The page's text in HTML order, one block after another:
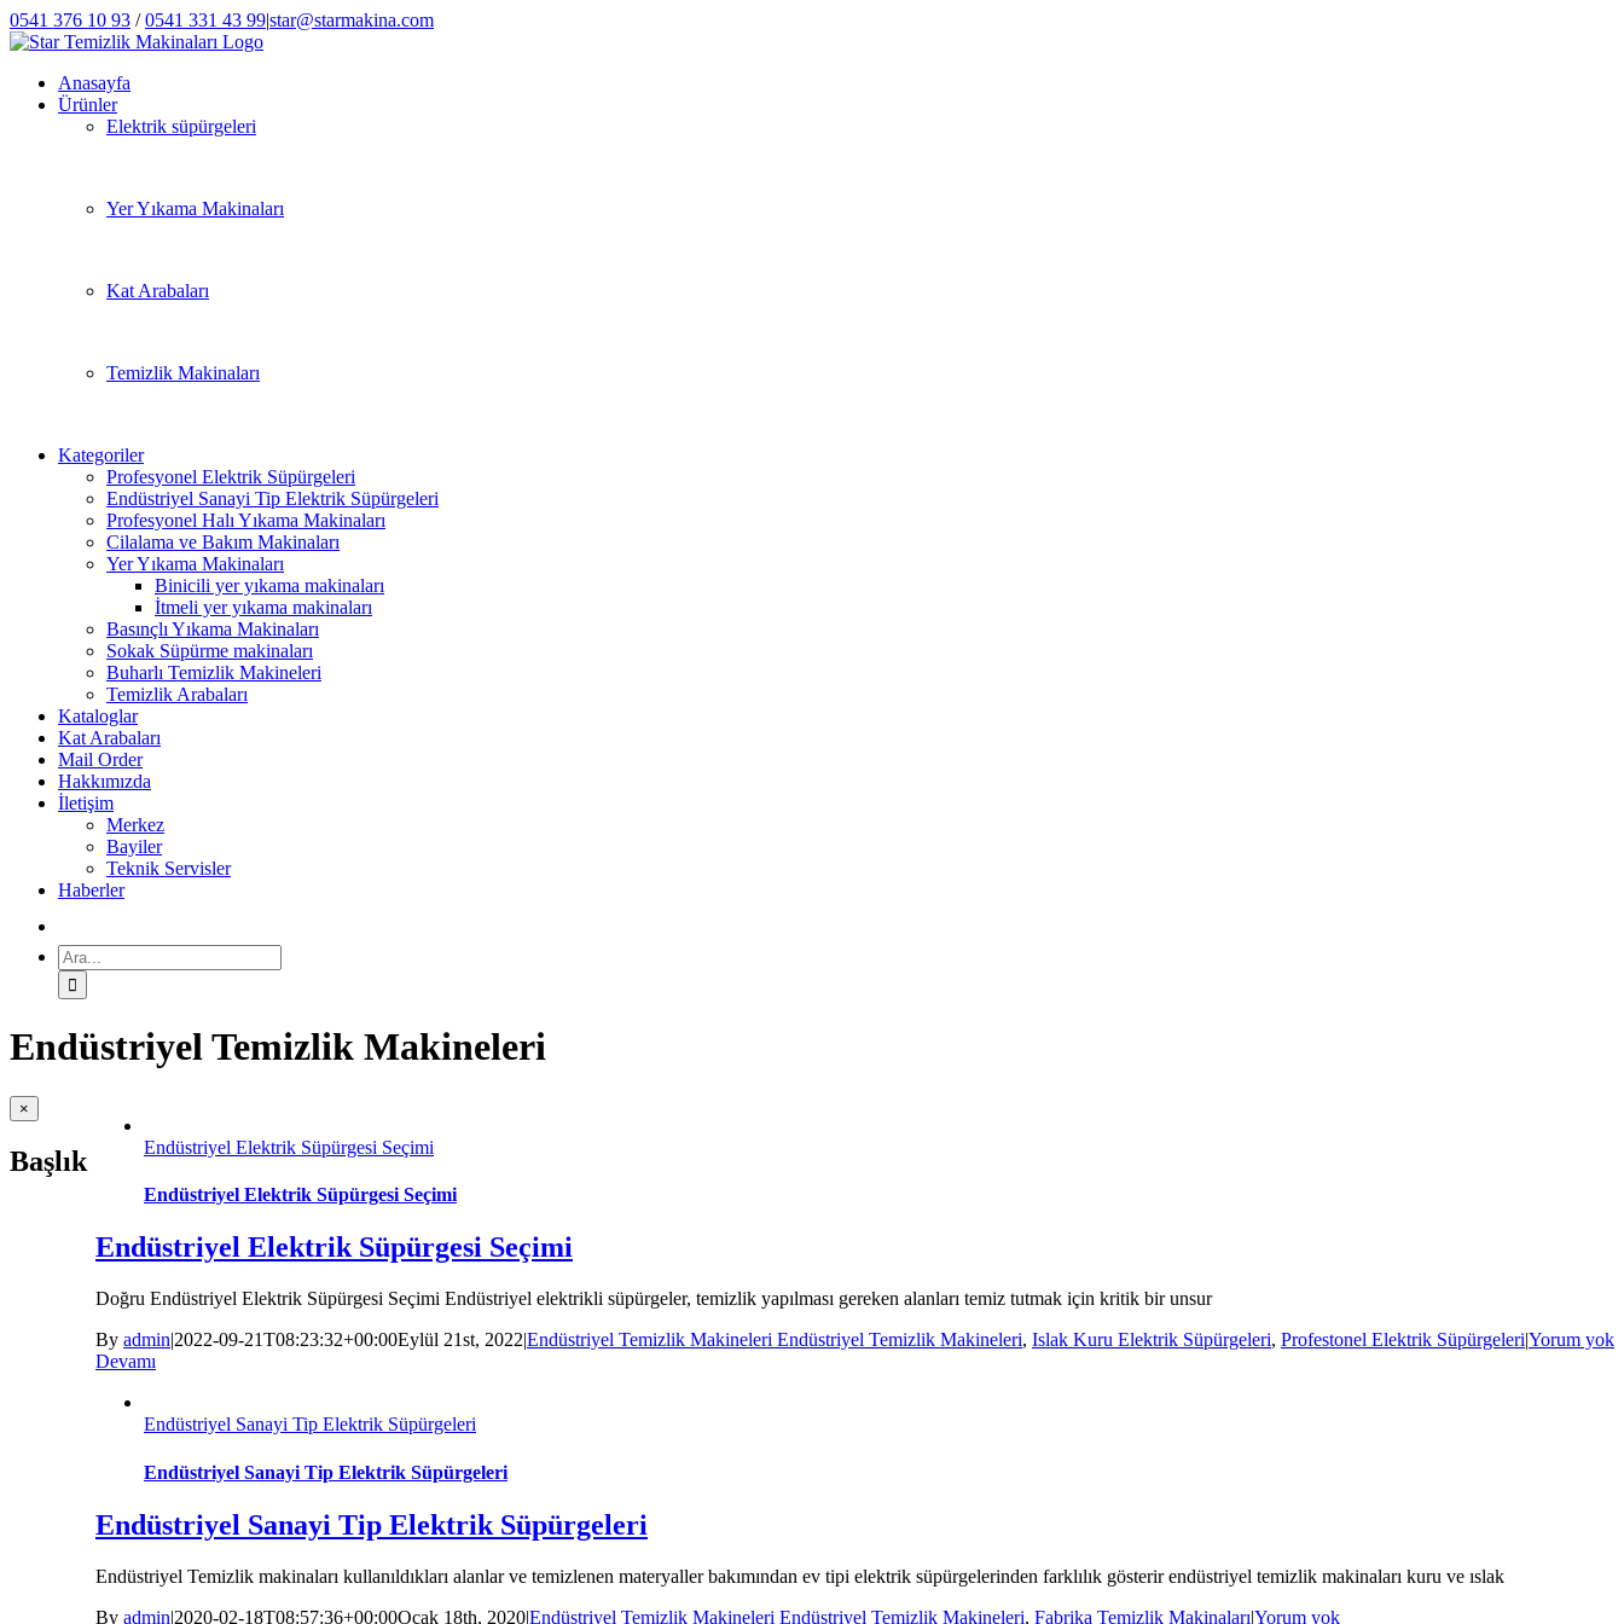
Skip
to
0541 376 10 93 /0541 331 43 99|star@starmakina.com
LinkedIn
Instagram
Twitter
Facebook
Phone
Anasayfa
Ürünler
Elektrik süpürgeleri
Yer Yıkama Makinaları
Kat Arabaları
Temizlik Makinaları
Kategoriler
Profesyonel Elektrik Süpürgeleri
Endüstriyel Sanayi Tip Elektrik Süpürgeleri
Profesyonel Halı Yıkama Makinaları
Cilalama ve Bakım Makinaları
Yer Yıkama Makinaları
Binicili yer yıkama makinaları
İtmeli yer yıkama makinaları
Basınçlı Yıkama Makinaları
Sokak Süpürme makinaları
Buharlı Temizlik Makineleri
Temizlik Arabaları
Kataloglar
Kat Arabaları
Mail Order
Hakkımızda
İletişim
Merkez
Bayiler
Teknik Servisler
Haberler
Ara:
Endüstriyel Temizlik Makineleri
Endüstriyel Elektrik Süpürgesi Seçimi
Endüstriyel Elektrik Süpürgesi Seçimi
Endüstriyel Elektrik Süpürgesi Seçimi
Doğru Endüstriyel Elektrik Süpürgesi Seçimi Endüstriyel elektrikli süpürgeler, temizlik yapılması gereken alanları temiz tutmak için kritik bir unsur
By admin|2022-09-21T08:23:32+00:00Eylül 21st, 2022|Endüstriyel Temizlik Makineleri Endüstriyel Temizlik Makineleri, Islak Kuru Elektrik Süpürgeleri, Profestonel Elektrik Süpürgeleri|Yorum yok
Devamı
Endüstriyel Sanayi Tip Elektrik Süpürgeleri
Endüstriyel Sanayi Tip Elektrik Süpürgeleri
Endüstriyel Sanayi Tip Elektrik Süpürgeleri
Endüstriyel Temizlik makinaları kullanıldıkları alanlar ve temizlenen materyaller bakımından ev tipi elektrik süpürgelerinden farklılık gösterir endüstriyel temizlik makinaları kuru ve ıslak
By admin|2020-02-18T08:57:36+00:00Ocak 18th, 2020|Endüstriyel Temizlik Makineleri Endüstriyel Temizlik Makineleri, Fabrika Temizlik Makinaları|Yorum yok
Close
product
view
×
Başlık